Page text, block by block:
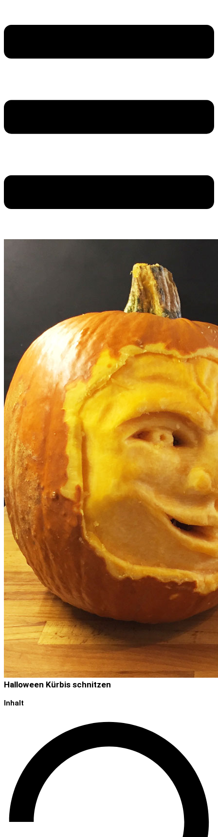
Halloween Kürbis schnitzen
Inhalt